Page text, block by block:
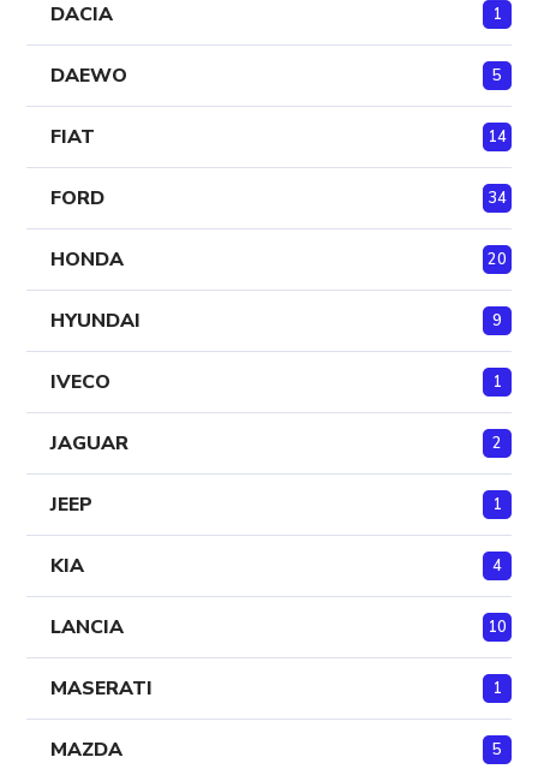
DACIA 1
DAEWO 5
FIAT 14
FORD 34
HONDA 20
HYUNDAI 9
IVECO 1
JAGUAR 2
JEEP 1
KIA 4
LANCIA 10
MASERATI 1
MAZDA 5